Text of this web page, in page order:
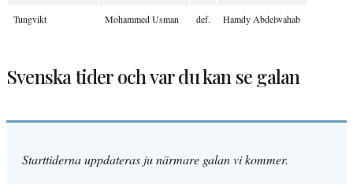
Tungvikt
Mohammed Usman def. Hamdy Abdelwahab
Svenska tider och var du kan se galan
Starttiderna uppdateras ju närmare galan vi kommer.